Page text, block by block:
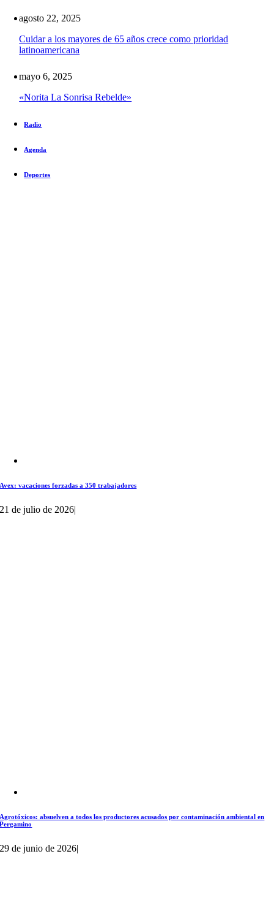
agosto 22, 2025
Cuidar a los mayores de 65 años crece como prioridad
latinoamericana
mayo 6, 2025
«Norita La Sonrisa Rebelde»
Radio
Agenda
Deportes
Avex: vacaciones forzadas a 350 trabajadores
21 de julio de 2026|
Agrotóxicos: absuelven a todos los productores acusados por contaminación ambiental en
Pergamino
29 de junio de 2026|